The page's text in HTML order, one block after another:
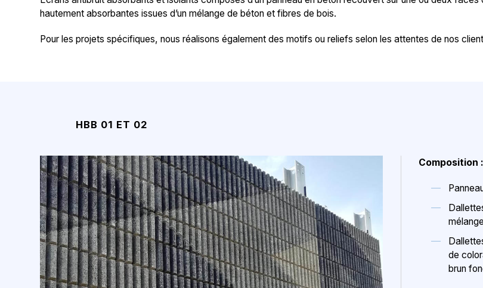
hautement absorbantes issues d’un mélange de béton et fibres de bois.
Pour les projets spécifiques, nous réalisons également des motifs ou reliefs selon les attentes de nos
HBB 01 ET 02
Composition :
de
brun